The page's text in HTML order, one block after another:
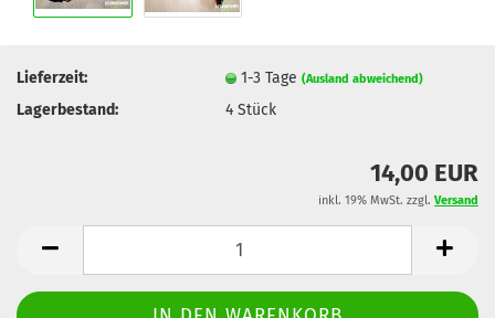
Lieferzeit: 1-3 Tage(Ausland abweichend)
Lagerbestand: 4Stück
14,00 EUR
inkl. 19% MwSt. zzgl. Versand